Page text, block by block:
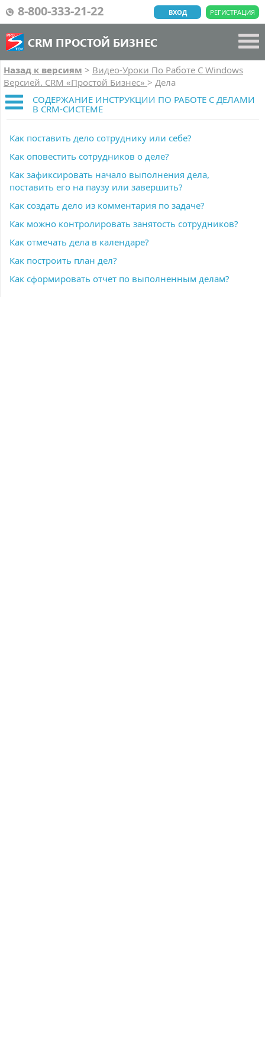
8-800-333-21-22 РЕГИСТРАЦИЯ
ВХОД
CRM ПРОСТОЙ БИЗНЕС
Назад к версиям > Видео-Уроки По Работе C Windows
Версией. CRM «Простой Бизнес» > Дела
СОДЕРЖАНИЕ ИНСТРУКЦИИ ПО РАБОТЕ С ДЕЛАМИ
В CRM-СИСТЕМЕ
Как поставить дело сотруднику или себе?
Как оповестить сотрудников о деле?
Как зафиксировать начало выполнения дела,
поставить его на паузу или завершить?
Как создать дело из комментария по задаче?
Как можно контролировать занятость сотрудников?
Как отмечать дела в календаре?
Как построить план дел?
Как сформировать отчет по выполненным делам?